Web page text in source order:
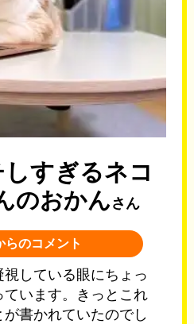
すぎるネコ
のおかん さん
らのコメント
している眼にちょっ
ています。きっとこれ
書かれていたのでし